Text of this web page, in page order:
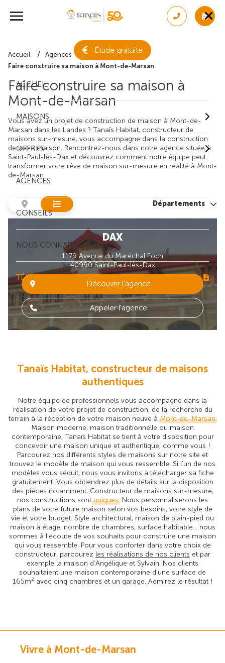
Étude gratuite
ACCUEIL
MAISONS
OFFRES
AGENCES
CONSEILS
NOUS CONNAÎTRE
TÉLÉCHARGER NOS BROCHURES
Accueil
Agences
Faire construire sa maison à Mont-de-Marsan
Faire construire sa maison à
Mont-de-Marsan
Vous avez un projet de construction de maison à Mont-de-
Marsan dans les Landes ? Tanaïs Habitat, constructeur de
maisons sur-mesure, vous accompagne dans la construction
de votre maison. Rencontrez-nous dans notre agence située à
Saint-Paul-lès-Dax et découvrez comment notre équipe peut
transformer votre rêve de maison sur-mesure en réalité à Mont-
de-Marsan.
Départements
DAX
1179 Avenue du Maréchal Foch
40990 Saint-Paul-lès-Dax
Découvrir l'agence
Appeler l'agence
Tanaïs Habitat, constructeur de maisons
authentiques
Notre équipe de professionnels vous accompagne dans la
réalisation de votre projet de construction, de la recherche du
terrain à la réception de votre maison neuve àMont-de-Marsan.
Maison moderne, maison traditionnelle ou maison
contemporaine, Tanaïs Habitat se tient à votre disposition pour
concevoir une maison unique et authentique, comme vous !
Parcourez nos différents styles de maisons sur notre site et
trouvez le modèle de maison qui vous ressemble. Si l’un de nos
modèles vous séduit, nous vous invitons à télécharger sa fiche
gratuitement. Vous obtiendrez plus de détails sur la disposition
des pièces notamment. Constructeur de maisons sur-mesure,
nos constructions sontuniques. Nous personnaliserons les
plans de votre future maison selon vos besoins, votre style de
vie et votre budget. Style architectural, maison de plain-pied ou
maison à étage, nombre de chambres, surface habitable… nous
sommes à l’écoute de vos souhaits pour construire une maison
qui vous ressemble. Pour vous conforter dans votre choix de
constructeur, parcourez les réalisations de nos clients et par
exemple la maison d’Angélique et Sylvain. Nos clients
souhaitaient une maison contemporaine d’une surface de
165m² avec cinq chambres et un garage. Admirez le résultat !
Vivre à Mont-de-Marsan